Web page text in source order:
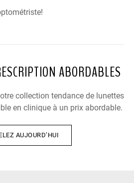
ABORDABLES
collection tendance de lunettes
en clinique à un prix abordable.
AUJOURD’HUI